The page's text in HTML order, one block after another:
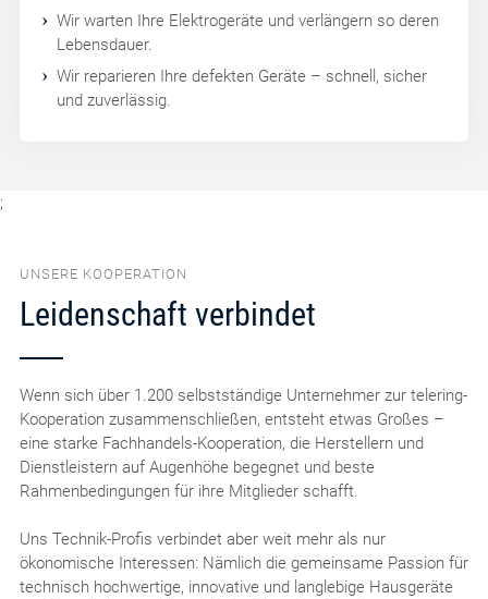
Wir warten Ihre Elektrogeräte und verlängern so deren
Lebensdauer.
Wir reparieren Ihre defekten Geräte – schnell, sicher
und zuverlässig.
;
UNSERE KOOPERATION
Leidenschaft verbindet
Wenn sich über 1.200 selbstständige Unternehmer zur telering-
Kooperation zusammenschließen, entsteht etwas Großes –
eine starke Fachhandels-Kooperation, die Herstellern und
Dienstleistern auf Augenhöhe begegnet und beste
Rahmenbedingungen für ihre Mitglieder schafft.
Uns Technik-Profis verbindet aber weit mehr als nur
ökonomische Interessen: Nämlich die gemeinsame Passion für
technisch hochwertige, innovative und langlebige Hausgeräte